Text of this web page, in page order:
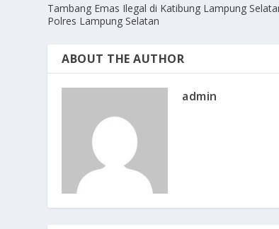
Tambang Emas Ilegal di Katibung Lampung
Polres Lampung Selatan
ABOUT THE AUTHOR
admin